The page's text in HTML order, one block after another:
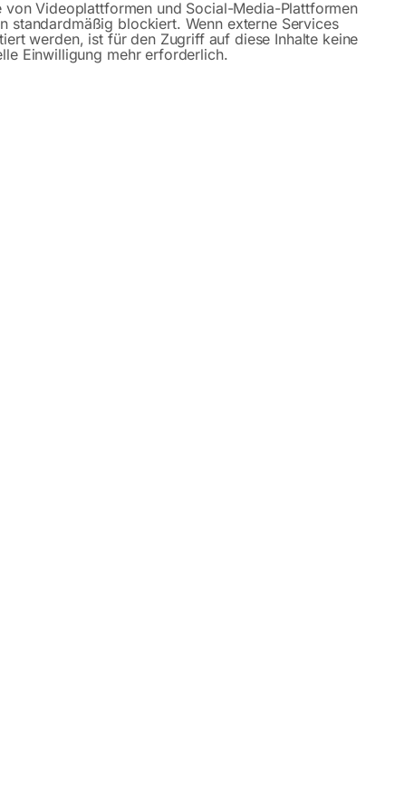
Anfrageformular
mit einer
und auch für den dauerhaften Einsatz. Ein
Leistung. Der 4-Takt-Turbodieselmotor mit 4 Zylindern,
startet bequem auf Knopfdruck.
Drehzahl reduzieren die Geräuschentwicklung deutlich.
die
lassen sich Leistung, Spannung,
und der sparsame Motor ermöglichen eine Laufzeit von bis
Das wetterfeste Gehäuse macht den Diesel
und eine benutzerfreundliche Bedienung.
von Videoplattformen und Social-Media-Plattformen
standardmäßig blockiert. Wenn externe Services
werden, ist für den Zugriff auf diese Inhalte keine
Einwilligung mehr erforderlich.